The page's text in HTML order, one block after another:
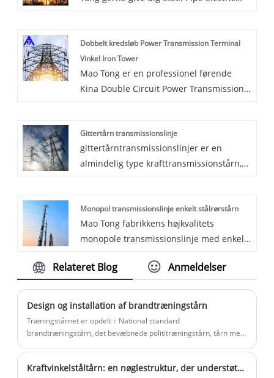
eftersalgsservice og rettidig levering.
Dobbelt kredsløb Power Transmission Terminal
Vinkel Iron Tower
Mao Tong er en professionel førende
Kina Double Circuit Power Transmission
Gittertårn transmissionslinje
gittertårntransmissionslinjer er en
almindelig type krafttransmissionstårn,
samlet af vinkelstål (L-formet stål) og er
meget udbredt inden for områder som
elektrisk kraft, kommunikation og
strukturelle stabilitet, store bæreevne og
af vinkelståltårne ​​tager normalt højde for
naturlige faktorer som vindbelastning,
isbelastning og jordskælv for at sikre
deres sikkerhed og holdbarhed i barske
miljøer.
Monopol transmissionslinje enkelt stålrørstårn
Mao Tong fabrikkens højkvalitets
monopole transmissionslinje med enkelt
rørformet stang og bruges til at fastgøre
modsætning til gitterstrukturen i
traditionelle transmissionstårne ​​har
enkeltpolede stålrørstårne ​​et lodret
design. Deres mindre fodaftryk og
æstetisk tiltalende design gør dem mere
Relateret Blog Anmeldelser
Design og installation af brandtræningstårn
Træningstårnet er opdelt i: National standard
brandtræningstårn, det bevæbnede polititræningstårn, tårn med
Kraftvinkelståltårn: en nøglestruktur, der understøtter kraftoverførsel